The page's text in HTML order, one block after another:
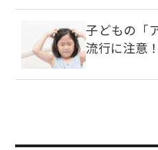
子どもの「
流行に注意